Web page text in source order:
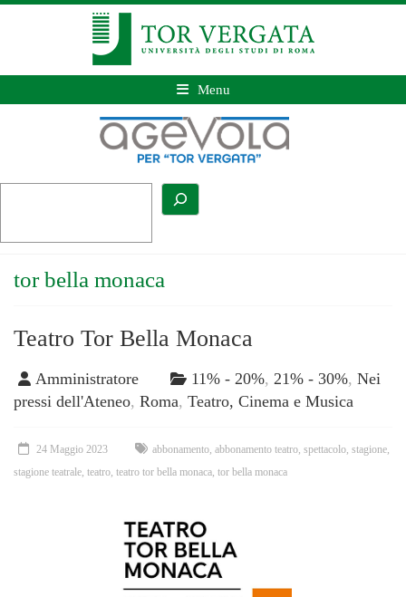
Menu
tor bella monaca
Teatro Tor Bella Monaca
Amministratore 11% - 20%, 21% - 30%, Nei
pressi dell'Ateneo, Roma, Teatro, Cinema e Musica
24 Maggio 2023 abbonamento abbonamento teatro spettacolo stagione
stagione teatrale teatro teatro tor bella monaca tor bella monaca